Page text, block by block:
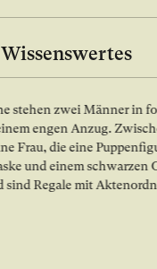
Wissenswertes